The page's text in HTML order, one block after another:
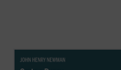
John Henry Newman escribe este